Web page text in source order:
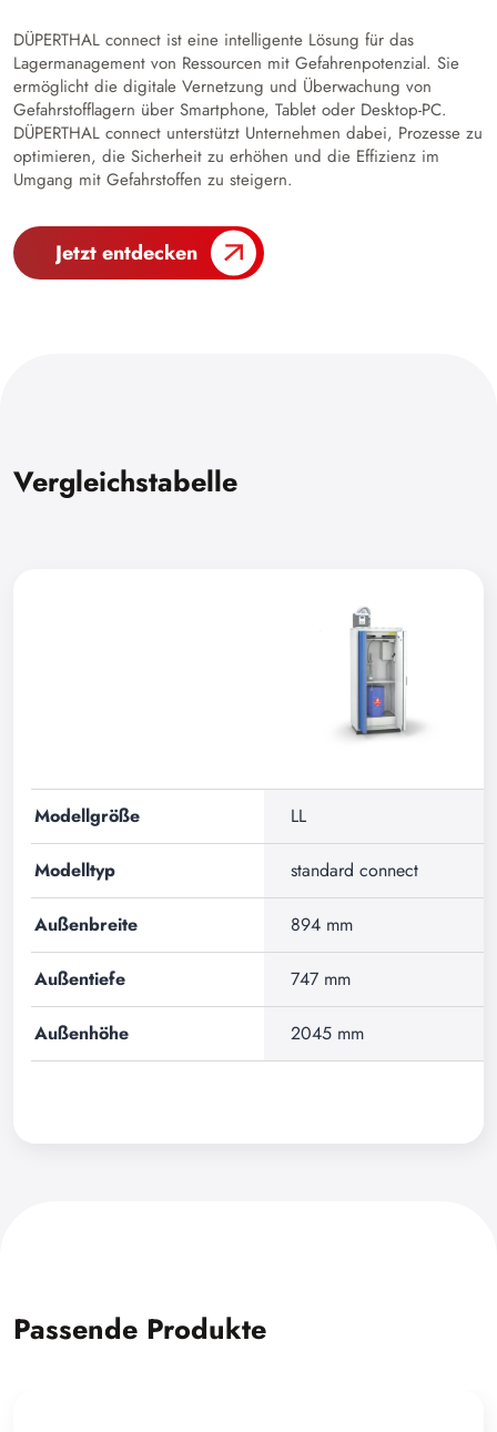
DÜPERTHAL connect ist eine intelligente Lösung für das
Lagermanagement von Ressourcen mit Gefahrenpotenzial. Sie
ermöglicht die digitale Vernetzung und Überwachung von
Gefahrstofflagern über Smartphone, Tablet oder Desktop-PC.
DÜPERTHAL connect unterstützt Unternehmen dabei, Prozesse zu
optimieren, die Sicherheit zu erhöhen und die Effizienz im
Umgang mit Gefahrstoffen zu steigern.
Jetzt entdecken
Vergleichstabelle
Modellgröße LL
Modelltyp standard connect
Außenbreite 894 mm
Außentiefe 747 mm
Außenhöhe 2045 mm
Passende Produkte